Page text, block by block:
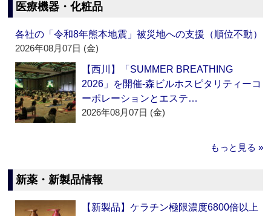
医療機器・化粧品
各社の「令和8年熊本地震」被災地への支援（順位不動）
2026年08月07日 (金)
【西川】「SUMMER BREATHING
2026」を開催‐森ビルホスピタリティーコ
ーポレーションとエステ…
2026年08月07日 (金)
もっと見る »
新薬・新製品情報
【新製品】ケラチン極限濃度6800倍以上